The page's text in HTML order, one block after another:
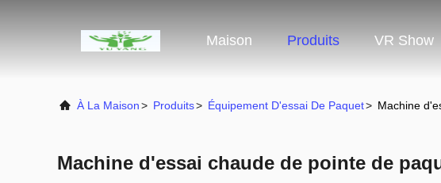
Maison Produits VR Show
À La Maison> Produits> Équipement D'essai De Paquet> Machine
Machine d'essai chaude de pointe de